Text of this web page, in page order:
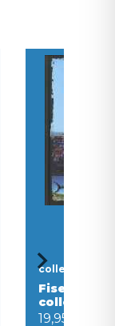
collectif
Fise,
collector
19,95 €